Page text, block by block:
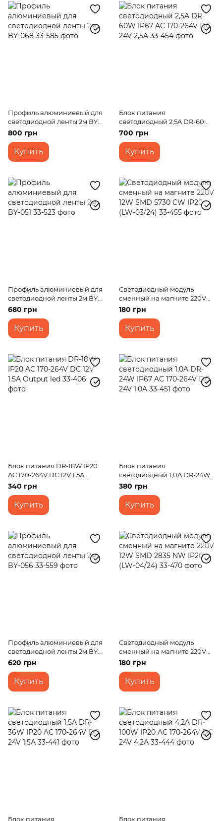
Профиль алюминиевый для
светодиодной ленты 2м BY-
068
800 грн
Купить
Блок питания
светодиодный 2,5A DR-60W
IP67 AC 170-264V DC 24V 2,5A
700 грн
Купить
Профиль алюминиевый для
светодиодной ленты 2м BY-
051
680 грн
Купить
Светодиодный модуль
сменный на магните 220V
12W SMD 5730 CW IP20 (LW-
03/24)
180 грн
Купить
Блок питания DR-18W IP20
AC 170-264V DC 12V 1.5A
Output led
340 грн
Купить
Блок питания
светодиодный 1,0A DR-24W
IP67 AC 170-264V DC 24V 1,0A
380 грн
Купить
Профиль алюминиевый для
светодиодной ленты 2м BY-
056
620 грн
Купить
Светодиодный модуль
сменный на магните 220V
12W SMD 2835 NW IP20 (LW-
04/24)
180 грн
Купить
Блок питания
Блок питания